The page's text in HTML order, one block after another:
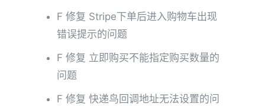
F 修复 Stripe下单后进入购物车出现
错误提示的问题
F 修复 立即购买不能指定购买数量的
问题
F 修复 快递鸟回调地址无法设置的问